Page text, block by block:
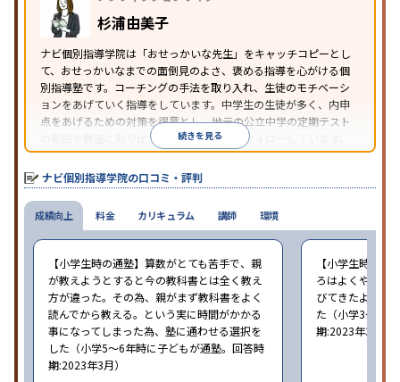
杉浦由美子
ナビ個別指導学院は「おせっかいな先生」をキャッチコピーとし
て、おせっかいなまでの面倒見のよさ、褒める指導を心がける個
別指導塾です。コーチングの手法を取り入れ、生徒のモチベーシ
ョンをあげていく指導をしています。中学生の生徒が多く、内申
点をあげるための対策を得意とし、地元の公立中学の定期テスト
の範囲を教室に貼り出すなど手厚く学習をフォローしています。
オリジナルテキストを使用しており、特に英語は各教科書に合わ
せたテキストを使った「先取り学習」で理解度を深められます。
続きを見る
ナビ個別指導学院の口コミ・評判
成績向上
【小学生時の通塾】算数がとても苦手で、親
が教えようとすると今の教科書とは全く教え
方が違った。その為、親がまず教科書をよく
読んでから教える。という実に時間がかかる
事になってしまった為、塾に通わせる選択を
した（小学5〜6年時に子どもが通塾。回答時
期:2023年3月）
【小学生時の通
ろはよくやり方
びてきたようで
た（小学3〜6年
期:2023年3月）
料金 カリキュラム 講師 環境